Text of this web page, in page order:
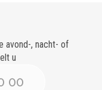
avond-, nacht- of
u
00